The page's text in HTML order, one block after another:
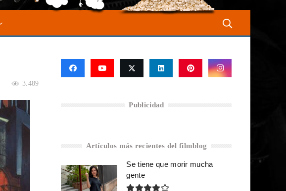
3.489
Publicidad
Artículos más recientes del filmblog
Se tiene que morir mucha
gente